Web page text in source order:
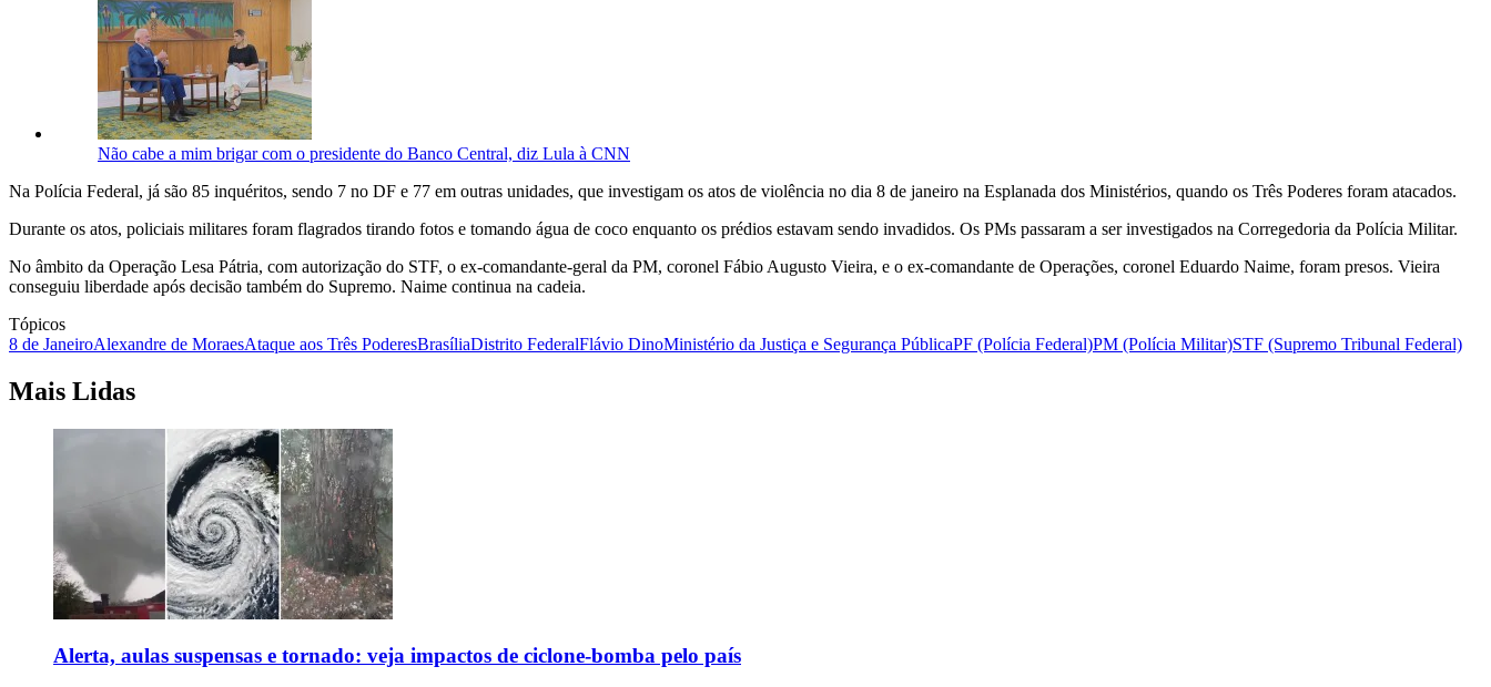
Não cabe a mim brigar com o presidente do Banco Central, diz Lula à CNN
Na Polícia Federal, já são 85 inquéritos, sendo 7 no DF e 77 em outras unidades, que investigam os atos de violência no dia 8 de janeiro na Esplanada dos Ministérios, quando os Três Poderes foram atacados.
Durante os atos, policiais militares foram flagrados tirando fotos e tomando água de coco enquanto os prédios estavam sendo invadidos. Os PMs passaram a ser investigados na Corregedoria da Polícia Militar.
No âmbito da Operação Lesa Pátria, com autorização do STF, o ex-comandante-geral da PM, coronel Fábio Augusto Vieira, e o ex-comandante de Operações, coronel Eduardo Naime, foram presos. Vieira
conseguiu liberdade após decisão também do Supremo. Naime continua na cadeia.
Tópicos
8 de JaneiroAlexandre de MoraesAtaque aos Três PoderesBrasíliaDistrito FederalFlávio DinoMinistério da Justiça e Segurança PúblicaPF (Polícia Federal)PM (Polícia Militar)STF (Supremo Tribunal Federal)
Mais Lidas
Alerta, aulas suspensas e tornado: veja impactos de ciclone-bomba pelo país